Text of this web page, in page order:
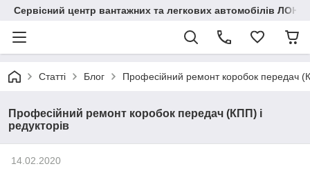
Сервісний центр вантажних та легкових автомобілів
Статті Блог Професійний ремонт коробок передач
Професійний ремонт коробок передач (КПП) і
редукторів
14.02.2020